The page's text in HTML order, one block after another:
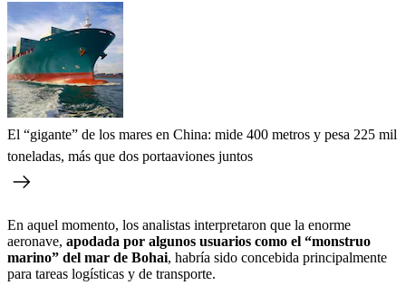
El “gigante” de los mares en China: mide 400 metros y pesa 225 mil
toneladas, más que dos portaaviones juntos
En aquel momento, los analistas interpretaron que la enorme
aeronave, apodada por algunos usuarios como el “monstruo
marino” del mar de Bohai, habría sido concebida principalmente
para tareas logísticas y de transporte.